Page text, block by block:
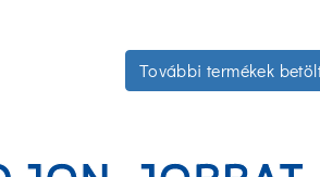
További termékek